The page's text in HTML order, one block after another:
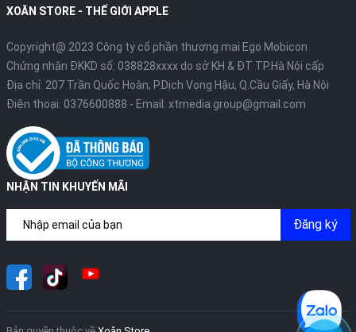
XOĂN STORE - THẾ GIỚI APPLE
Copyright@ 2023 Công ty cổ phần thương mại Ego Mobicon
Chứng nhận ĐKKD số: 038828xxxx do sở KH & ĐT TP.Hà Nội cấp
Địa chỉ: 207 Trần Quốc Hoàn, P.Dịch Vọng Hậu, Q.Cầu Giấy, Hà Nội
Điện thoại: 0376600888 - Email: xtmedia.group@gmail.com
NHẬN TIN KHUYẾN MÃI
Đăng ký